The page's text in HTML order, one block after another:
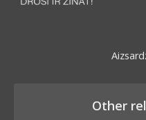
Other